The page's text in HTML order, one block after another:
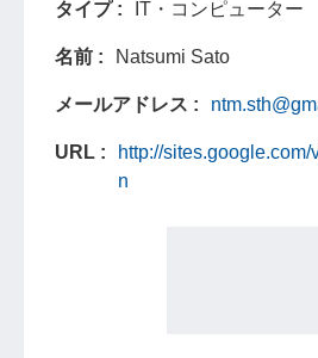
タイプ IT・コンピューター
名前 Natsumi Sato
メールアドレス
URL
http://
n